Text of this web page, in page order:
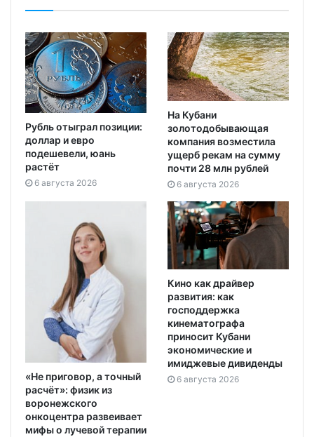
Рубль отыграл позиции:
доллар и евро
подешевели, юань
растёт
6 августа 2026
На Кубани
золотодобывающая
компания возместила
ущерб рекам на сумму
почти 28 млн рублей
6 августа 2026
«Не приговор, а точный
расчёт»: физик из
воронежского
онкоцентра развеивает
мифы о лучевой терапии
Кино как драйвер
развития: как
господдержка
кинематографа
приносит Кубани
экономические и
имиджевые дивиденды
6 августа 2026